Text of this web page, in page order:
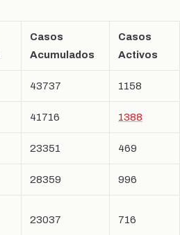
Casos
Acumulados
Casos
Activos
43737 1158
41716 1388
23351 469
28359 996
23037 716